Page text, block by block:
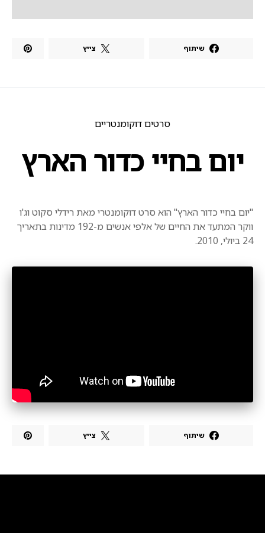
שיתוף צייץ
סרטים דוקומנטריים
יום בחיי כדור הארץ
"יום בחיי כדור הארץ" הוא סרט דוקומנטרי מאת רידלי סקוט וג'ו
ווקר המתעד את החיים של אלפי אנשים מ-192 מדינות בתאריך
24 ביולי, 2010.
שיתוף צייץ